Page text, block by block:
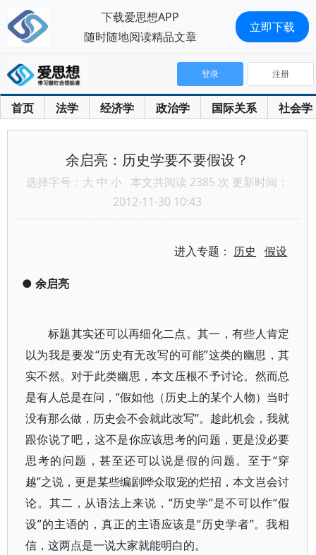
首页 法学 经济学 政治学 国际关系 社会学
登录 注册
余启亮：历史学要不要假设？
选择字号： 大 中 小 本文共阅读 2385 次 更新时间：
2012-11-30 10:43
进入专题： 历史 假设
● 余启亮
标题其实还可以再细化二点。其一，有些人肯定
以为我是要发“历史有无改写的可能”这类的幽思，其
实不然。对于此类幽思，本文压根不予讨论。然而总
是有人总是在问，“假如他（历史上的某个人物）当时
没有那么做，历史会不会就此改写”。趁此机会，我就
跟你说了吧，这不是你应该思考的问题，更是没必要
思考的问题，甚至还可以说是假的问题。至于“穿
越”之说，更是某些编剧哗众取宠的烂招，本文岂会讨
论。其二，从语法上来说，“历史学”是不可以作“假
设”的主语的，真正的主语应该是“历史学者”。我相
信，这两点是一说大家就能明白的。
下载爱思想APP
随时随地阅读精品文章
立即下载